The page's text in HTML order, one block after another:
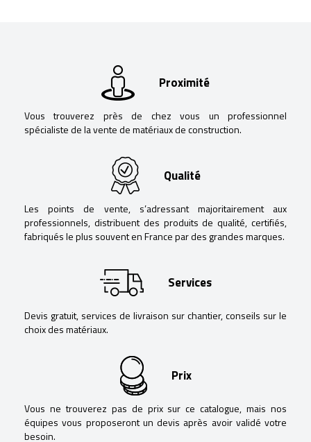
Proximité
Vous trouverez près de chez vous un professionnel
spécialiste de la vente de matériaux de construction.
Qualité
Les points de vente, s’adressant majoritairement aux
professionnels, distribuent des produits de qualité, certifiés,
fabriqués le plus souvent en France par des grandes marques.
Services
Devis gratuit, services de livraison sur chantier, conseils sur le
choix des matériaux.
Prix
Vous ne trouverez pas de prix sur ce catalogue, mais nos
équipes vous proposeront un devis après avoir validé votre
besoin.